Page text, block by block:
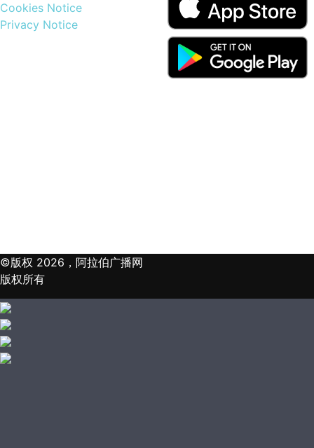
Cookies Notice
Privacy Notice
©版权 2026，阿拉伯广播网
版权所有